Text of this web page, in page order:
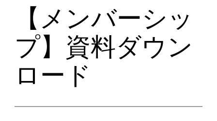
【メンバーシッ
プ】資料ダウン
ロード